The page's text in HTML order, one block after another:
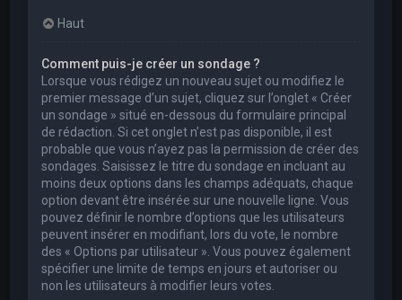
Haut
Comment puis-je créer un sondage ?
Lorsque vous rédigez un nouveau sujet ou modifiez le
premier message d’un sujet, cliquez sur l’onglet « Créer
un sondage » situé en-dessous du formulaire principal
de rédaction. Si cet onglet n’est pas disponible, il est
probable que vous n’ayez pas la permission de créer des
sondages. Saisissez le titre du sondage en incluant au
moins deux options dans les champs adéquats, chaque
option devant être insérée sur une nouvelle ligne. Vous
pouvez définir le nombre d’options que les utilisateurs
peuvent insérer en modifiant, lors du vote, le nombre
des « Options par utilisateur ». Vous pouvez également
spécifier une limite de temps en jours et autoriser ou
non les utilisateurs à modifier leurs votes.